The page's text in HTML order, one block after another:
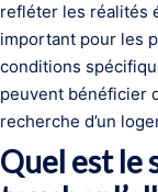
refléter les réalités
important pour les
conditions
peuvent bénéficier
recherche d’un
Quel est le